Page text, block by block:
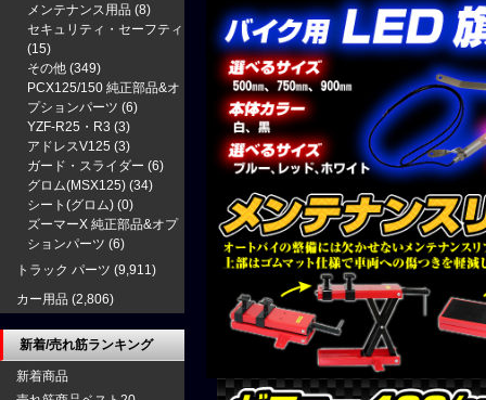
メンテナンス用品 (8)
セキュリティ・セーフティ
(15)
その他 (349)
PCX125/150 純正部品&オ
プションパーツ (6)
YZF-R25・R3 (3)
アドレスV125 (3)
ガード・スライダー (6)
グロム(MSX125) (34)
シート(グロム) (0)
ズーマーX 純正部品&オプ
ションパーツ (6)
トラック パーツ (9,911)
カー用品 (2,806)
新着/売れ筋ランキング
新着商品